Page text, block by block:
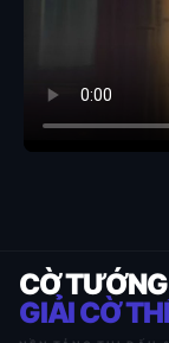
CỜ
GIẢI CỜ